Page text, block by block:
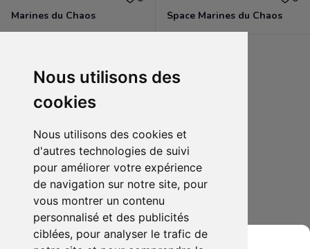
Nous utilisons des
cookies
Nous utilisons des cookies et
d'autres technologies de suivi
pour améliorer votre expérience
de navigation sur notre site, pour
vous montrer un contenu
personnalisé et des publicités
ciblées, pour analyser le trafic de
Marines du Chaos Space Marines du Chaos
25.00 € 0